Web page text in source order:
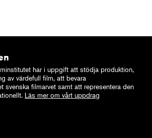
har i uppgift att stödja produktion,
av värdefull film, att bevara
svenska filmarvet samt att representera den
Läs mer om vårt uppdrag